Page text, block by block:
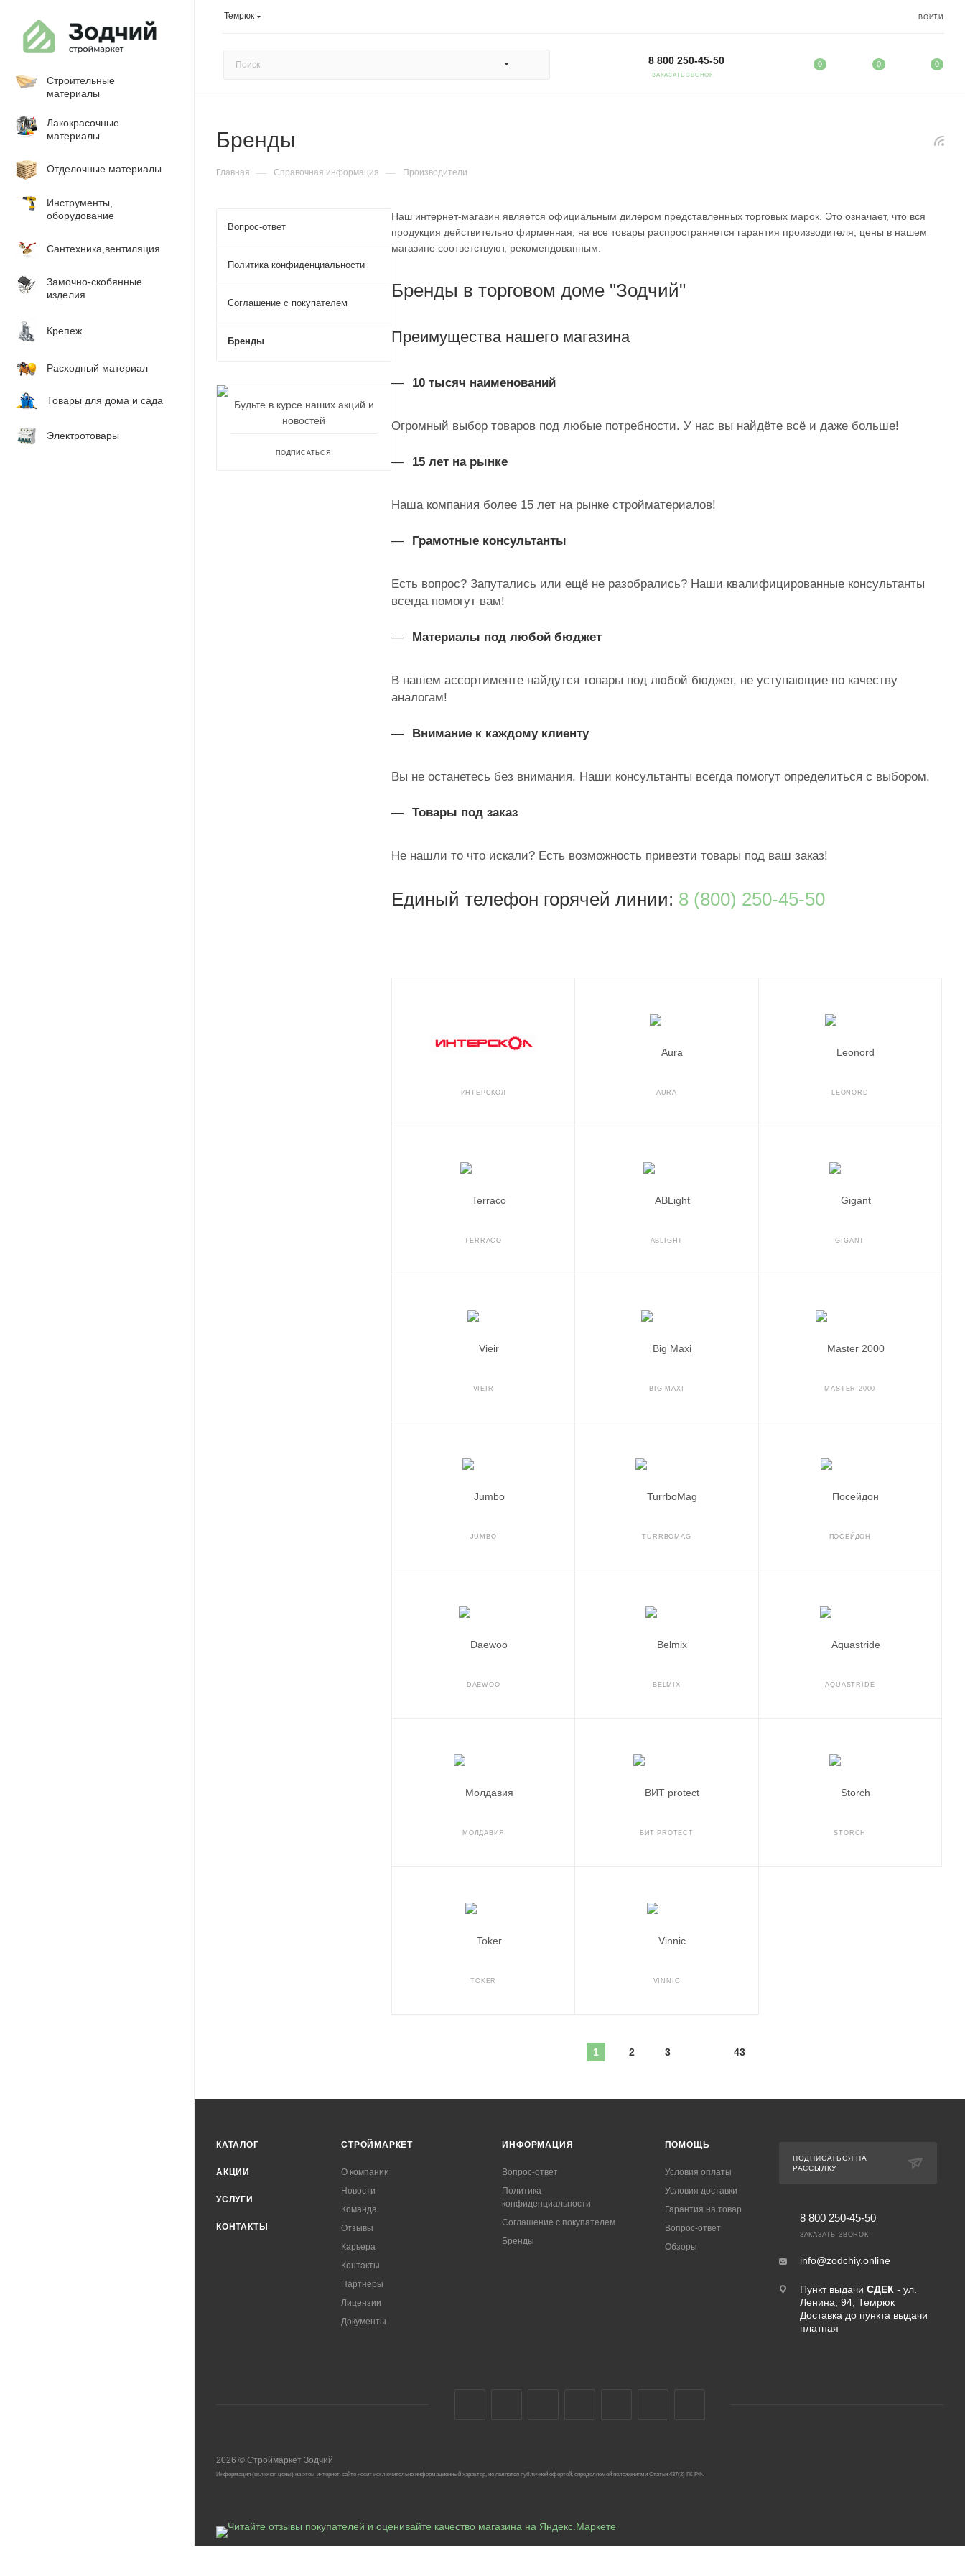
Темрюк ВОЙТИ
8 800 250-45-50
ЗАКАЗАТЬ ЗВОНОК
0 0 0
Строительные
материалы
Лакокрасочные
материалы
Отделочные материалы
Инструменты,
оборудование
Сантехника,вентиляция
Замочно-скобянные
изделия
Крепеж
Расходный материал
Товары для дома и сада
Электротовары
Бренды
Главная — Справочная информация — Производители
Наш интернет-магазин является официальным дилером представленных торговых марок. Это означает, что вся
продукция действительно фирменная, на все товары распространяется гарантия производителя, цены в нашем
магазине соответствуют, рекомендованным.
Бренды в торговом доме "Зодчий"
Преимущества нашего магазина
10 тысяч наименований
Огромный выбор товаров под любые потребности. У нас вы найдёте всё и даже больше!
15 лет на рынке
Наша компания более 15 лет на рынке стройматериалов!
Грамотные консультанты
Есть вопрос? Запутались или ещё не разобрались? Наши квалифицированные консультанты
всегда помогут вам!
Материалы под любой бюджет
В нашем ассортименте найдутся товары под любой бюджет, не уступающие по качеству
аналогам!
Внимание к каждому клиенту
Вы не останетесь без внимания. Наши консультанты всегда помогут определиться с выбором.
Товары под заказ
Не нашли то что искали? Есть возможность привезти товары под ваш заказ!
Единый телефон горячей линии: 8 (800) 250-45-50
ИНТЕРСКОЛ AURA LEONORD
TERRACO ABLIGHT GIGANT
VIEIR BIG MAXI MASTER 2000
JUMBO TURRBOMAG ПОСЕЙДОН
DAEWOO BELMIX AQUASTRIDE
МОЛДАВИЯ ВИТ PROTECT STORCH
TOKER VINNIC
1 2 3 43
Вопрос-ответ
Политика конфиденциальности
Соглашение с покупателем
Бренды
Будьте в курсе наших акций и
новостей
ПОДПИСАТЬСЯ
КАТАЛОГ
АКЦИИ
УСЛУГИ
КОНТАКТЫ
СТРОЙМАРКЕТ
О компании
Новости
Команда
Отзывы
Карьера
Контакты
Партнеры
Лицензии
Документы
ИНФОРМАЦИЯ
Вопрос-ответ
Политика
конфиденциальности
Соглашение с покупателем
Бренды
ПОМОЩЬ
Условия оплаты
Условия доставки
Гарантия на товар
Вопрос-ответ
Обзоры
ПОДПИСАТЬСЯ НА
РАССЫЛКУ
8 800 250-45-50
ЗАКАЗАТЬ ЗВОНОК
info@zodchiy.online
Пункт выдачи СДЕК - ул.
Ленина, 94, Темрюк
Доставка до пункта выдачи
платная
2026 © Строймаркет Зодчий
Информация (включая цены) на этом интернет-сайте носит исключительно информационный характер, не является публичной офертой, определяемой положениями Статьи 437(2) ГК РФ.